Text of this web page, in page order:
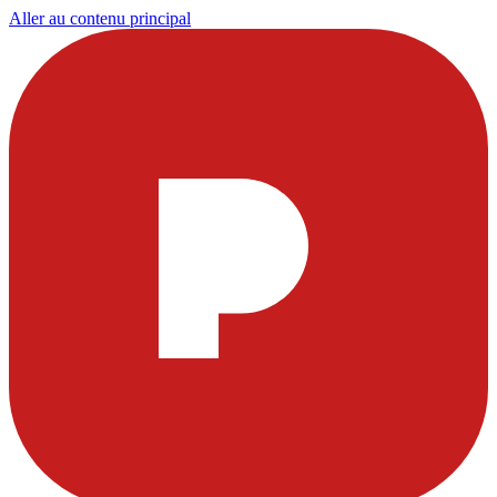
Aller au contenu principal